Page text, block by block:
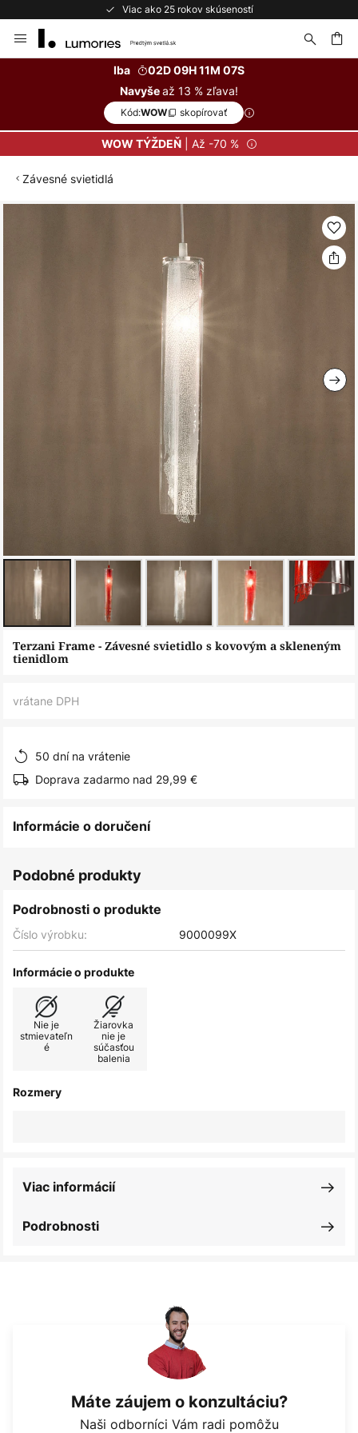
Viac ako 25 rokov skúseností
to
Iba
02D 09H 11M 07S
Navyšeaž 13 % zľava!
Kód:WOW skopírovať
WOW TÝŽDEŇ| Až -70 %
Závesné svietidlá
Preskočiť
na
galérie
Terzani Frame - Závesné svietidlo s kovovým a skleneným
tienidlom
vrátane DPH
50 dní na vrátenie
Doprava zadarmo nad 29,99 €
Informácie o doručení
Podobné produkty
Podrobnosti o produkte
Číslo výrobku: 9000099X
Informácie o produkte
Nie je
stmievateľn
é
Žiarovka
nie je
súčasťou
balenia
Rozmery
Podrobnosti
Viac informácií
Máte záujem o konzultáciu?
Naši odborníci Vám radi pomôžu